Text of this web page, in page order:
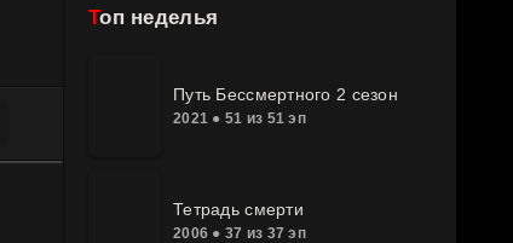
Топ неделья
Путь Бессмертного 2 сезон
2021 ● 51 из 51 эп
Тетрадь смерти
2006 ● 37 из 37 эп